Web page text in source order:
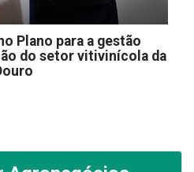
Plano para a gestão
do setor vitivinícola da